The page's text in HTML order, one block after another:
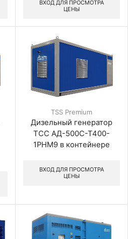
ВХОД ДЛЯ ПРОСМОТРА
ЦЕНЫ
TSS Premium
Дизельный генератор
ТСС АД-500С-Т400-
1РНМ9 в контейнере
ВХОД ДЛЯ ПРОСМОТРА
ЦЕНЫ